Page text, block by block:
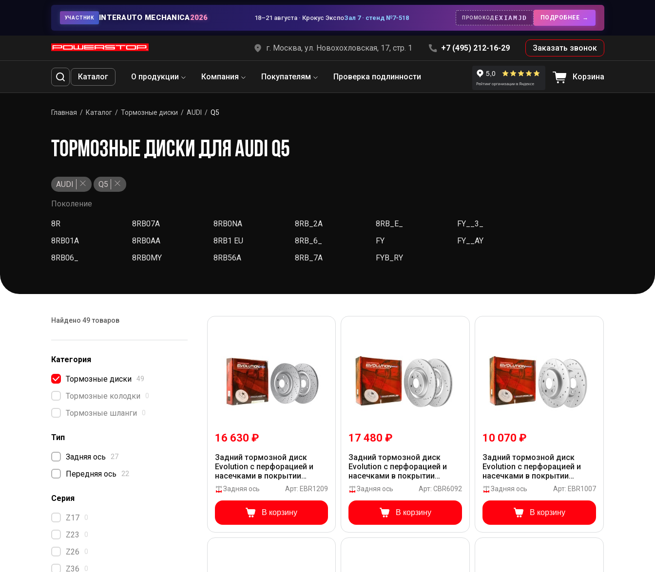
УЧАСТНИК INTERAUTO MECHANICA2026 18–21 августа · Крокус ЭкспоЗал 7 · стенд №7-518 ПРОМОКОД EXIAMJD ПОДРОБНЕЕ
г. Москва, ул. Новохохловская, 17, стр. 1 +7 (495) 212-16-29 Заказать звонок
Каталог О продукции Компания Покупателям Проверка подлинности Корзина
Главная Каталог Тормозные диски AUDI Q5
ТОРМОЗНЫЕ ДИСКИ ДЛЯ AUDI Q5
AUDI Q5
Поколение
8R
8RB01A
8RB06_
8RB07A
8RB0AA
8RB0MY
8RB0NA
8RB1 EU
8RB56A
8RB_2A
8RB_6_
8RB_7A
8RB_E_
FY
FYB_RY
FY__3_
FY__AY
Найдено 49 товаров
Категория
Тормозные диски 49
Тормозные колодки 0
Тормозные шланги 0
Тип
Задняя ось 27
Передняя ось 22
Серия
Z17 0
Z23 0
Z26 0
Z36 0
16 630 ₽
Задний тормозной диск
Evolution с перфорацией и
насечками в покрытии
GEOMET для Audi Q5 8R
Задняя ось Арт: EBR1209
В корзину
17 480 ₽
Задний тормозной диск
Evolution с перфорацией и
насечками в покрытии
GEOMET для Audi Q5 8R
Задняя ось Арт: CBR6092
В корзину
10 070 ₽
Задний тормозной диск
Evolution с перфорацией и
насечками в покрытии
GEOMET для Audi Q5 8R
Задняя ось Арт: EBR1007
В корзину